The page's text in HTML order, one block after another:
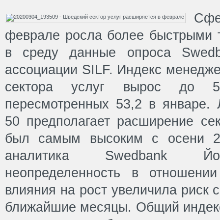
феврале росла более быстрыми
в среду данные опроса
ассоциации SILF. Индекс
сектора услуг вырос
пересмотренных 53,2 в
50 предполагает расширение
был самым высоким с осени
аналитика Swedbank
неопределенность в
влияния на рост увеличила риск
ближайшие месяцы. Общий